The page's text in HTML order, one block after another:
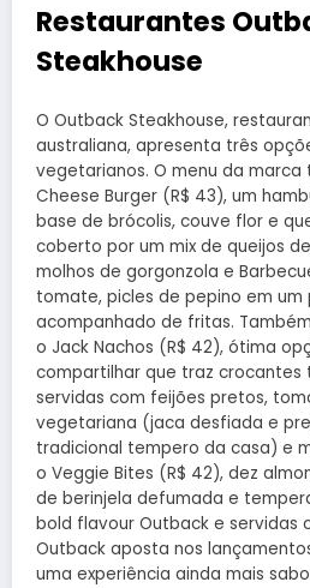
Restaurantes
Steakhouse
O Outback Steakhouse,
australiana, apresenta três
vegetarianos. O menu da marca
Cheese Burger (R$ 43), um
base de brócolis, couve flor e
coberto por um mix de queijos
molhos de gorgonzola e
tomate, picles de pepino em
acompanhado de fritas.
o Jack Nachos (R$ 42), ótima
compartilhar que traz crocantes
servidas com feijões pretos,
vegetariana (jaca desfiada e
tradicional tempero da casa) e
o Veggie Bites (R$ 42), dez
de berinjela defumada e
bold flavour Outback e servidas
Outback aposta nos
uma experiência ainda mais